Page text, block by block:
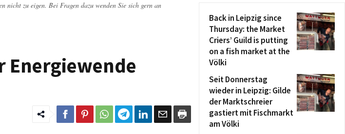
zu eigen. Bei Fragen dazu wenden Sie sich gern an
Energiewende
Back in Leipzig since
Thursday: the Market
Criers’ Guild is putting
on a fish market at the
Völki
Seit Donnerstag
wieder in Leipzig: Gilde
der Marktschreier
gastiert mit Fischmarkt
am Völki